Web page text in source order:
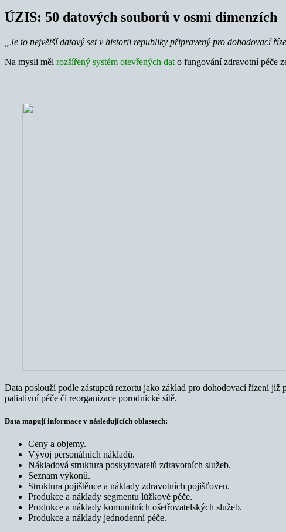
ÚZIS: 50 datových souborů v osmi dimenzích
„Je to největší datový set v historii republiky připravený pro dohodovací
Na mysli měl rozšířený systém otevřených dat o fungování zdravotní péče
Data poslouží podle zástupců rezortu jako základ pro dohodovací řízení
paliativní péče či reorganizace porodnické sítě.
Data mapují informace v následujících oblastech:
Ceny a objemy.
Vývoj personálních nákladů.
Nákladová struktura poskytovatelů zdravotních služeb.
Seznam výkonů.
Struktura pojištěnce a náklady zdravotních pojišťoven.
Produkce a náklady segmentu lůžkové péče.
Produkce a náklady komunitních ošetřovatelských služeb.
Produkce a náklady jednodenní péče.